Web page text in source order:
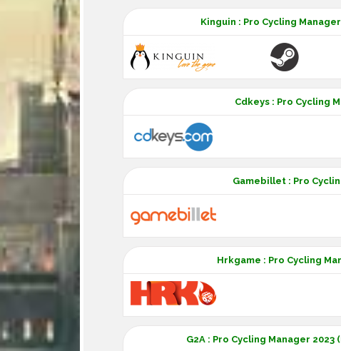
Kinguin : Pro Cycling Manager
Cdkeys : Pro Cycling
Gamebillet : Pro
Hrkgame : Pro Cycling
G2A : Pro Cycling Manager 2023